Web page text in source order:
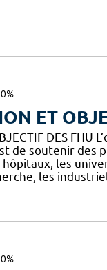
ET
DES FHU
de soutenir des
les
les